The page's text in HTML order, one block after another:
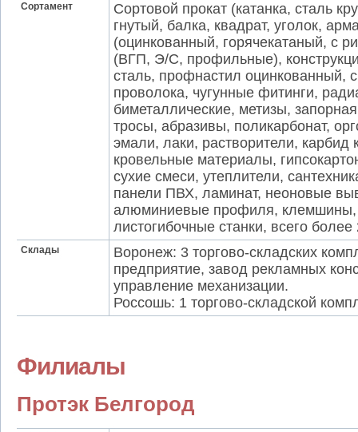
Сортамент
Сортовой прокат (катанка, сталь
гнутый, балка, квадрат, уголок,
(оцинкованный, горячекатаный, с
(ВГП, Э/С, профильные),
сталь, профнастил оцинкованный,
проволока, чугунные фитинги,
биметаллические, метизы,
тросы, абразивы, поликарбонат,
эмали, лаки, растворители, карбид
кровельные материалы,
сухие смеси, утеплители,
панели ПВХ, ламинат, неоновые
алюминиевые профиля, клемшины,
листогибочные станки, всего
Склады
Воронеж: 3 торгово-складских
предприятие, завод рекламных
управление механизации.
Россошь: 1 торгово-складской
Филиалы
Протэк Белгород